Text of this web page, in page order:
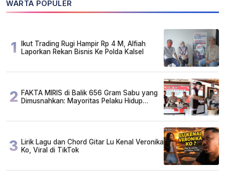
WARTA POPULER
1
Ikut Trading Rugi Hampir Rp 4 M, Alfiah
Laporkan Rekan Bisnis Ke Polda Kalsel
2 FAKTA MIRIS di Balik 656 Gram Sabu yang
Dimusnahkan: Mayoritas Pelaku Hidup
3 Lirik Lagu dan Chord Gitar Lu Kenal Veronika
Ko, Viral di TikTok